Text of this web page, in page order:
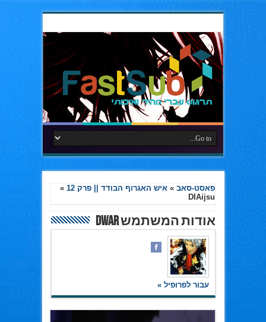
פאסט-סאב »איש האגרוף הבודד || פרק 12
»
DIAijsu
אודות המשתמש Dwar
עבור לפרופיל »